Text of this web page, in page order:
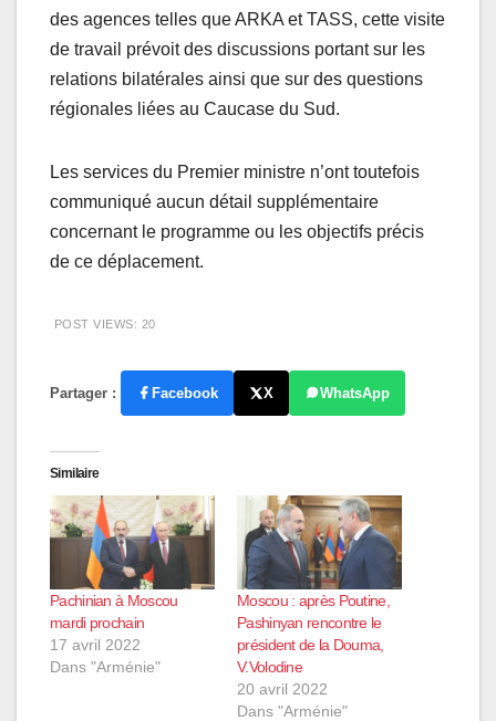
des agences telles que ARKA et TASS, cette visite
de travail prévoit des discussions portant sur les
relations bilatérales ainsi que sur des questions
régionales liées au Caucase du Sud.
Les services du Premier ministre n’ont toutefois
communiqué aucun détail supplémentaire
concernant le programme ou les objectifs précis
de ce déplacement.
POST VIEWS: 20
Partager : Facebook X WhatsApp
Similaire
Pachinian à Moscou
mardi prochain
17 avril 2022
Dans "Arménie"
Moscou : après Poutine,
Pashinyan rencontre le
président de la Douma,
V.Volodine
20 avril 2022
Dans "Arménie"